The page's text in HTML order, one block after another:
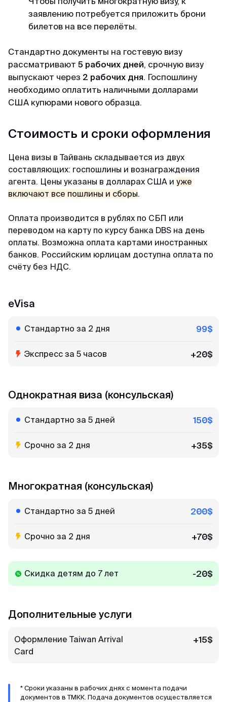
Александр
Отзыв с ВКонтакте · 2025
Делали визу в феврале 2025. Виза была
получена в течении 3х дней. За 2 дня до
въезда, нам прислали заполненные карты
прибытия При въезде в Сингапур в марте
никаких проблем не было, прошли контроль за
Наталья
Вжух — и готово
Сделали визу в Японию, запросив у меня
минимум пакета документа, в отличие от
других агентств. Благодарю 🙏🏻
Огромное спасибо за оформление кеты.
двоих за 6000. Идеальное соотношение цены
Читай отзывы в первоисточниках. Искренние
заявлению потребуется приложить брони
билетов на все перелёты.
Стандартно документы на гостевую визу
рассматривают 5 рабочих дней, срочную визу
выпускают через 2 рабочих дня. Госпошлину
необходимо оплатить наличными долларами
США купюрами нового образца.
Стоимость и сроки оформления
Цена визы в Тайвань складывается из двух
составляющих: госпошлины и вознаграждения
агента. Цены указаны в долларах США и уже
включают все пошлины и сборы.
Оплата производится в рублях по СБП или
переводом на карту по курсу банка DBS на день
оплаты. Возможна оплата картами иностранных
банков. Российским юрлицам доступна оплата по
счёту без НДС.
eVisa
Стандартно за 2 дня 99$
Экспресс за 5 часов +20$
Однократная виза (консульская)
Стандартно за 5 дней 150$
Срочно за 2 дня +35$
Многократная (консульская)
Стандартно за 5 дней 200$
Срочно за 2 дня +70$
Скидка детям до 7 лет -20$
Дополнительные услуги
Оформление Taiwan Arrival
Card
+15$
* Сроки указаны в рабочих днях с момента подачи
документов в ТМКК. Подача документов осуществляется